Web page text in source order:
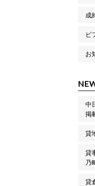
成
ビ
お
中
掲
貸
貸
乃
貸